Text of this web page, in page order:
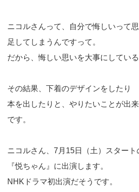
ニコルさんって、自分で悔しいって
足してしまうんですって。
だから、悔しい思いを大事にしている
その結果、下着のデザインをしたり
本を出したりと、やりたいことが出
です。
ニコルさん、7月15日（土）スター
『悦ちゃん』に出演します。
NHKドラマ初出演だそうです。